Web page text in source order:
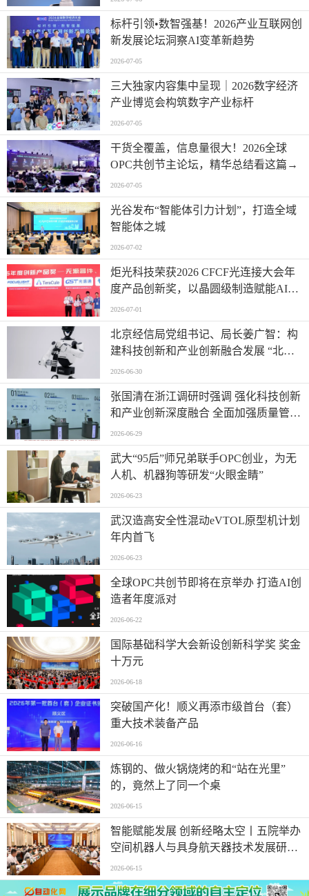
标杆引领•数智强基！2026产业互联网创
新发展论坛洞察AI变革新趋势
2026-07-05
三大独家内容集中呈现｜2026数字经济
产业博览会构筑数字产业标杆
2026-07-05
干货全覆盖，信息量很大！2026全球
OPC共创节主论坛，精华总结看这篇→
2026-07-05
光谷发布“智能体引力计划”，打造全域
智能体之城
2026-07-02
炬光科技荣获2026 CFCF光连接大会年
度产品创新奖，以晶圆级制造赋能AI时
代高密度光互连
2026-07-01
北京经信局党组书记、局长姜广智：构
建科技创新和产业创新融合发展 “北京
模式” 为首都推进新型工业化注入强劲
动能
2026-06-30
张国清在浙江调研时强调 强化科技创新
和产业创新深度融合 全面加强质量管理
增加高质量供给
2026-06-29
武大“95后”师兄弟联手OPC创业，为无
人机、机器狗等研发“火眼金睛”
2026-06-23
武汉造高安全性混动eVTOL原型机计划
年内首飞
2026-06-23
全球OPC共创节即将在京举办 打造AI创
造者年度派对
2026-06-22
国际基础科学大会新设创新科学奖 奖金
十万元
2026-06-18
突破国产化！顺义再添市级首台（套）
重大技术装备产品
2026-06-16
炼钢的、做火锅烧烤的和“站在光里”
的，竟然上了同一个桌
2026-06-15
智能赋能发展 创新经略太空丨五院举办
空间机器人与具身航天器技术发展研讨
会
2026-06-15